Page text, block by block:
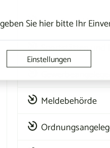
Sie hier bitte Ihr
Einstellungen
Brand- und
Sportstätten und
Meldebehörde